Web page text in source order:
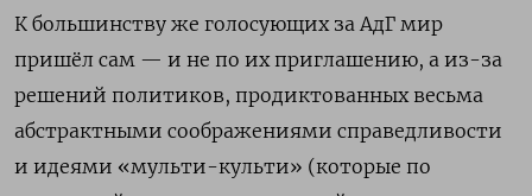
К большинству же голосующих за АдГ мир
пришёл сам — и не по их приглашению, а из-за
решений политиков, продиктованных весьма
абстрактными соображениями справедливости
и идеями «мульти-культи» (которые по